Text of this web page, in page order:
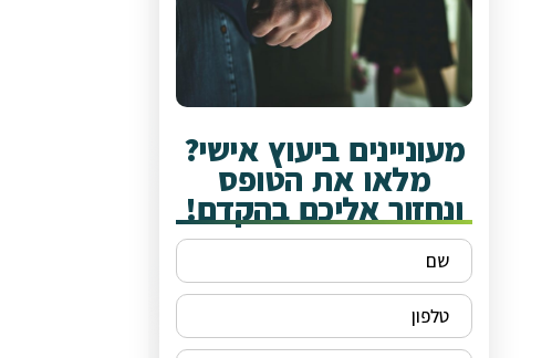
מעוניינים ביעוץ אישי?
מלאו את הטופס
ונחזור אליכם בהקדם!